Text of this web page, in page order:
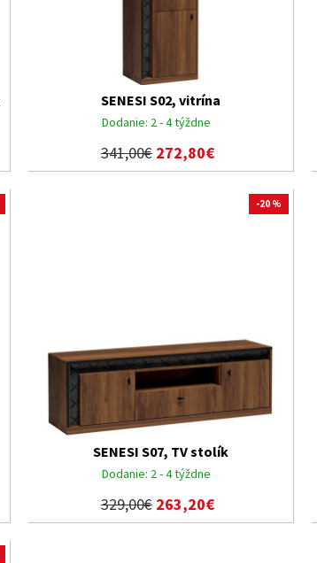
Dodanie: 2 - 4 týždne
SENESI S02, vitrína
341,00€ 272,80€
-20 %
Dodanie: 2 - 4 týždne
SENESI S07, TV stolík
329,00€ 263,20€